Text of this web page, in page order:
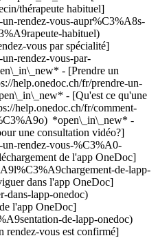
thérapeute habituel]
rendez-vous-aupr%C3%A8s-
habituel)
vous par spécialité]
rendez-vous-par-
- [Prendre un
help.onedoc.ch/fr/prendre-un-
- [Qu'est ce qu'une
help.onedoc.ch/fr/comment-
*open\_in\_new* -
une consultation vidéo?]
rendez-vous-%C3%A0-
de l'app OneDoc]
de-lapp-
dans l'app OneDoc]
dans-lapp-onedoc)
l'app OneDoc]
de-lapp-onedoc)
www.onedoc.ch/fr/accouchement/onex), [Contraception](https://www.onedoc.ch/fr/contraception/onex), [Maladies Sexuellement Transmissibles | Infections Sexuellement Transmissibles (MST/IST)](https://www.onedoc.ch/fr/maladies-sexuellement-transmissibles-infections-sexuellement-transmissibles-mst-ist/onex), [Infection urinaire | Cystite](https://www.onedoc.ch/fr/infection-urinaire-cystite/onex), [Cancer du sein](https://www.onedoc.ch/fr/cancer-du-sein/onex), [Infertilité](https://www.onedoc.ch/fr/infertilite/onex), [Insémination artificielle](https://www.onedoc.ch/fr/insemination-artificielle/onex)Voir plus ## __Cancer du col de l'utérus__: d'autres spécialistes sont réservables en ligne dans les environs de __Onex__ [![Dr. med. Dejan Stojiljkovic, gynécologue obstétricien à Genève](https://assets.onedoc.ch/images/users/1c912c813bca8e41d9ab24e065bd73ca33627796f8db9c08447ad34f246d7bf8-small.png "Dr. med. Dejan Stojiljkovic, gynécologue obstétricien à Genève")](https://www.onedoc.ch/fr/gynecologue-obstetricien/geneve/pb6wn/dr-med-dejan-stojiljkovic) ### [Dr. med. Dejan Stojiljkovic](https://www.onedoc.ch/fr/gynecologue-obstetricien/geneve/pb6wn/dr-med-dejan-stojiljkovic) ![Badge indiquant un profil vérifié](https://www.onedoc.ch/assets/images/icons/checkmark.svg) [Gynécologue obstétricien](https://www.onedoc.ch/fr/gynecologue-obstetricien/geneve) [Centre de Gynécologie et Obstétrique de Rive](https://www.onedoc.ch/fr/cabinet-medical/geneve/e169/centre-de-gynecologie-et-obstetrique-de-rive) Rue d'Italie 11 1204 Genève ![Icône patient avec un signe plus annonçant que le professionnel accepte de nouveaux patients](https://www.onedoc.ch/assets/images/icons/new-patients.svg)Accepte les nouveaux patients [Réserver un RDV](https://www.onedoc.ch/fr/gynecologue-obstetricien/geneve/pb6wn/dr-med-dejan-stojiljkovic) Expertises:[Cancer du col de l'utérus](https://www.onedoc.ch/fr/cancer-du-col-de-l-uterus/geneve), [Suivi de grossesse](https://www.onedoc.ch/fr/suivi-de-grossesse/geneve), [Accouchement](https://www.onedoc.ch/fr/accouchement/geneve), [Contraception](https://www.onedoc.ch/fr/contraception/geneve), [Maladies Sexuellement Transmissibles | Infections Sexuellement Transmissibles (MST/IST)](https://www.onedoc.ch/fr/maladies-sexuellement-transmissibles-infections-sexuellement-transmissibles-mst-ist/geneve), [Infection urinaire | Cystite](https://www.onedoc.ch/fr/infection-urinaire-cystite/geneve), [Cancer du sein](https://www.onedoc.ch/fr/cancer-du-sein/geneve), [Infertilité](https://www.onedoc.ch/fr/infertilite/geneve), [Insémination artificielle](https://www.onedoc.ch/fr/insemination-artificielle/geneve)Voir plus *chevron\_left* mar. 04 août *chevron\_right* Voir plus de rendez-vous *error\_outline* Une erreur s'est produite lors du chargement des disponibilités [Réessayer](https://www.onedoc.ch) Expertises:[Cancer du col de l'utérus](https://www.onedoc.ch/fr/cancer-du-col-de-l-uterus/geneve), [Suivi de grossesse](https://www.onedoc.ch/fr/suivi-de-grossesse/geneve), [Accouchement](https://www.onedoc.ch/fr/accouchement/geneve), [Contraception](https://www.onedoc.ch/fr/contraception/geneve), [Maladies Sexuellement Transmissibles | Infections Sexuellement Transmissibles (MST/IST)](https://www.onedoc.ch/fr/maladies-sexuellement-transmissibles-infections-sexuellement-transmissibles-mst-ist/geneve), [Infection urinaire | Cystite](https://www.onedoc.ch/fr/infection-urinaire-cystite/geneve), [Cancer du sein](https://www.onedoc.ch/fr/cancer-du-sein/geneve), [Infertilité](https://www.onedoc.ch/fr/infertilite/geneve), [Insémination artificielle](https://www.onedoc.ch/fr/insemination-artificielle/geneve)Voir plus #### Vous êtes un professionnel de santé et vous n'apparaissez pas dans cette recherche? Contactez-nous pour obtenir le référencement de votre cabinet. [Ajouter votre cabinet](https://info.onedoc.ch/fr/) 1. [OneDoc](https://www.onedoc.ch/fr/)/ 2. [Cancer du col de l'utérus](https://www.onedoc.ch/fr/cancer-du-col-de-l-uterus)/ 3. [Canton de Genève](https://www.onedoc.ch/fr/cancer-du-col-de-l-uterus/canton-de-geneve)/ 4. Onex ### Téléchargez l'app OneDoc Prenez rendez-vous en ligne chez un médecin, un dentiste ou un thérapeute proche de vous en Suisse. L'application OneDoc vous permet de gérer tous vos rendez-vous médicaux depuis votre natel, n'importe où et n'importe quand. ![Code QR redirigeant vers l’App Store ou Google Play pour télécharger l’app OneDoc Patients](https://www.onedoc.ch/assets/images/download-app-qr.jpeg) Scannez le QR code pour télécharger l’application [![Téléchargez notre application sur l'App Store!](https://www.onedoc.ch/assets/images/app-store-badge-fr.svg)](https://apps.apple.com/ch/app/onedoc/id1592376413?l=fr)[![Téléchargez notre application sur le Google Play Store!](https://www.onedoc.ch/assets/images/google-play-badge-fr.png)](https://play.google.com/store/apps/details?id=ch.onedoc.patient&hl=fr-CH) *keyboard\_arrow\_right* ## Affiner par spécialité [Gynécologue obstétricien à Onex](https://www.onedoc.ch/fr/gynecologue-obstetricien/onex) *keyboard\_arrow\_right* ## Recherches associées [Cancer du col de l'utérus à Genève](https://www.onedoc.ch/fr/cancer-du-col-de-l-uterus/geneve) *keyboard\_arrow\_right* ## Recherches fréquentes [Check-up | bilan de santé à Onex](https://www.onedoc.ch/fr/check-up-bilan-de-sante/onex)[Physiothérapie neurologique à Onex](https://www.onedoc.ch/fr/physiotherapie-neurologique/onex)[Accompagnement psychologique pour gestion du stress à Onex](https://www.onedoc.ch/fr/accompagnement-psychologique-pour-gestion-du-stress/onex)[Entraînement de l'équilibre à Onex](https://www.onedoc.ch/fr/entrainement-de-l-equilibre/onex)[Vaccination encéphalite à tiques (FSME) à Onex](https://www.onedoc.ch/fr/vaccination-encephalite-a-tiques-fsme/onex)[Troubles anxieux à Onex](https://www.onedoc.ch/fr/troubles-anxieux/onex)[Vaccination rougeole - rubéole - oreillon (ROR) à Onex](https://www.onedoc.ch/fr/vaccination-rougeole-rubeole-oreillon-ror/onex)[Accompagnement psychologique du burn out à Onex](https://www.onedoc.ch/fr/accompagnement-psychologique-du-burn-out/onex)[Dépistage du cancer colorectal à Onex](https://www.onedoc.ch/fr/depistage-du-cancer